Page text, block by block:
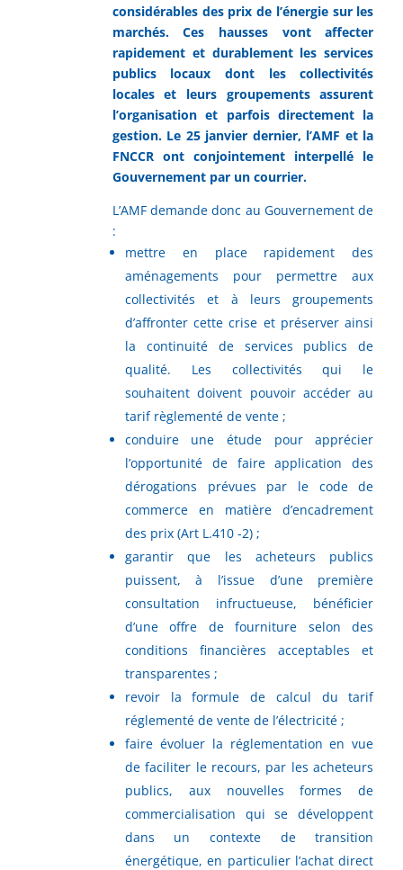
considérables des prix de l’énergie sur les
marchés. Ces hausses vont affecter
rapidement et durablement les services
publics locaux dont les collectivités
locales et leurs groupements assurent
l’organisation et parfois directement la
gestion. Le 25 janvier dernier, l’AMF et la
FNCCR ont conjointement interpellé le
Gouvernement par un courrier.
L’AMF demande donc au Gouvernement de
:
mettre en place rapidement des
aménagements pour permettre aux
collectivités et à leurs groupements
d’affronter cette crise et préserver ainsi
la continuité de services publics de
qualité. Les collectivités qui le
souhaitent doivent pouvoir accéder au
tarif règlementé de vente ;
conduire une étude pour apprécier
l’opportunité de faire application des
dérogations prévues par le code de
commerce en matière d’encadrement
des prix (Art L.410 -2) ;
garantir que les acheteurs publics
puissent, à l’issue d’une première
consultation infructueuse, bénéficier
d’une offre de fourniture selon des
conditions financières acceptables et
transparentes ;
revoir la formule de calcul du tarif
réglementé de vente de l’électricité ;
faire évoluer la réglementation en vue
de faciliter le recours, par les acheteurs
publics, aux nouvelles formes de
commercialisation qui se développent
dans un contexte de transition
énergétique, en particulier l’achat direct